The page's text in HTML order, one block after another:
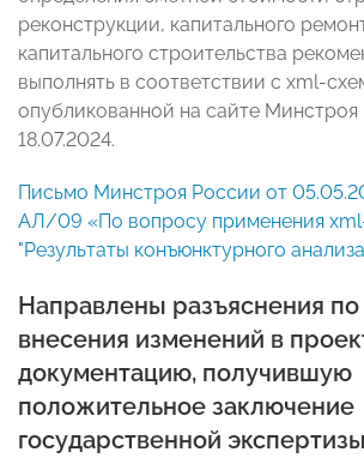
реконструкции, капитального
капитального строительства
выполнять в соответствии с xml-
опубликованной на сайте Минстроя
18.07.2024.
Письмо Минстроя России от
АЛ/09 «По вопросу применения
"Результаты конъюнктурного
Направлены разъяснения по
внесения изменений в
документацию, получившую
положительное заключение
государственной